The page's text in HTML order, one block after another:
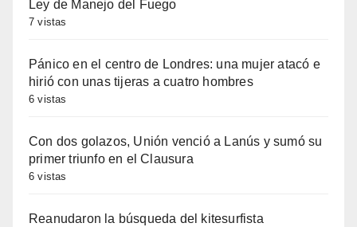
Ley de Manejo del Fuego
7 vistas
Pánico en el centro de Londres: una mujer atacó e
hirió con unas tijeras a cuatro hombres
6 vistas
Con dos golazos, Unión venció a Lanús y sumó su
primer triunfo en el Clausura
6 vistas
Reanudaron la búsqueda del kitesurfista